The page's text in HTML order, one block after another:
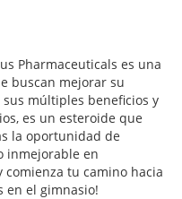
Pharmaceuticals es una
buscan mejorar su
múltiples beneficios y
es un esteroide que
la oportunidad de
inmejorable en
comienza tu camino hacia
en el gimnasio!